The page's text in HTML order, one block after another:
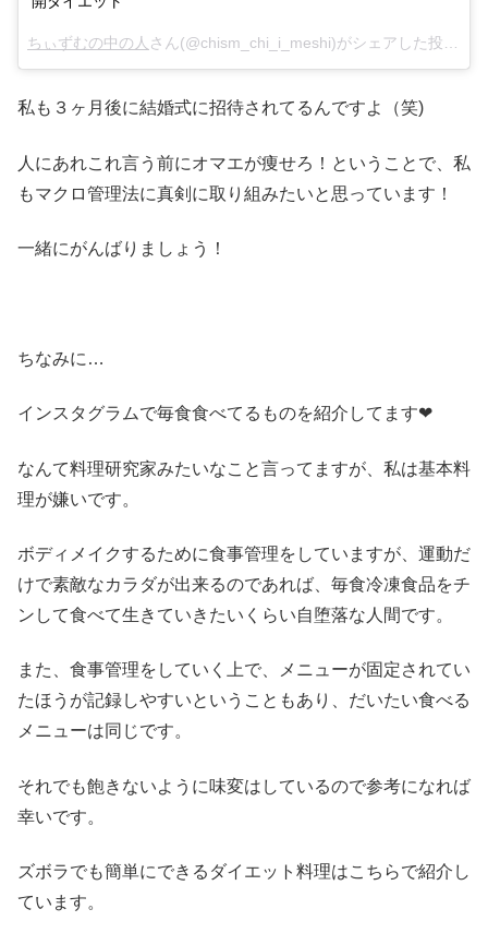
ちぃずむの中の人 さん(@chism_chi_i_meshi)がシェアした投稿 –
私も３ヶ月後に結婚式に招待されてるんですよ（笑)
人にあれこれ言う前にオマエが痩せろ！ということで、私
もマクロ管理法に真剣に取り組みたいと思っています！
一緒にがんばりましょう！
ちなみに…
インスタグラムで毎食食べてるものを紹介してます❤
なんて料理研究家みたいなこと言ってますが、私は基本料
理が嫌いです。
ボディメイクするために食事管理をしていますが、運動だ
けで素敵なカラダが出来るのであれば、毎食冷凍食品をチ
ンして食べて生きていきたいくらい自堕落な人間です。
また、食事管理をしていく上で、メニューが固定されてい
たほうが記録しやすいということもあり、だいたい食べる
メニューは同じです。
それでも飽きないように味変はしているので参考になれば
幸いです。
ズボラでも簡単にできるダイエット料理はこちらで紹介し
ています。